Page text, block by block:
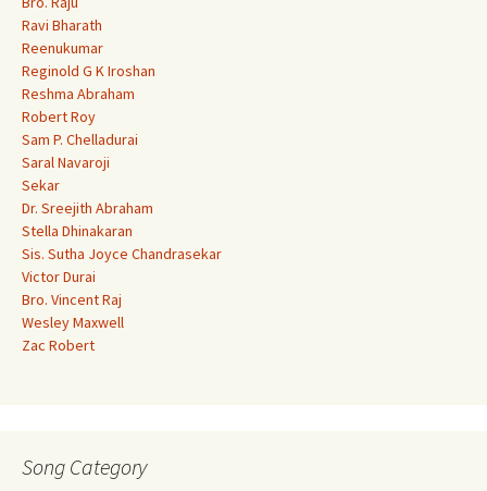
Ravi Bharath
Reenukumar
Reginold G K Iroshan
Reshma Abraham
Robert Roy
Sam P. Chelladurai
Saral Navaroji
Sekar
Dr. Sreejith Abraham
Stella Dhinakaran
Sis. Sutha Joyce Chandrasekar
Victor Durai
Bro. Vincent Raj
Wesley Maxwell
Zac Robert
Song Category